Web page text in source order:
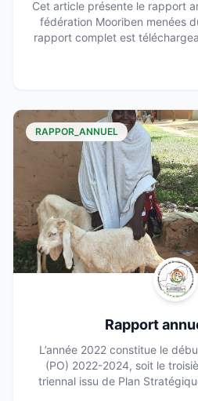
Cet article présente le rapport
fédération Mooriben menées
rapport complet est
RAPPOR_ANNUEL
Rapport
L’année 2022 constitue le
(PO) 2022-2024, soit le
triennal issu de Plan